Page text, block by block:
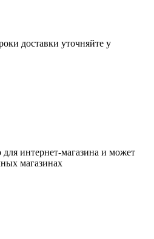
доставки уточняйте у
для интернет-магазина и может
магазинах